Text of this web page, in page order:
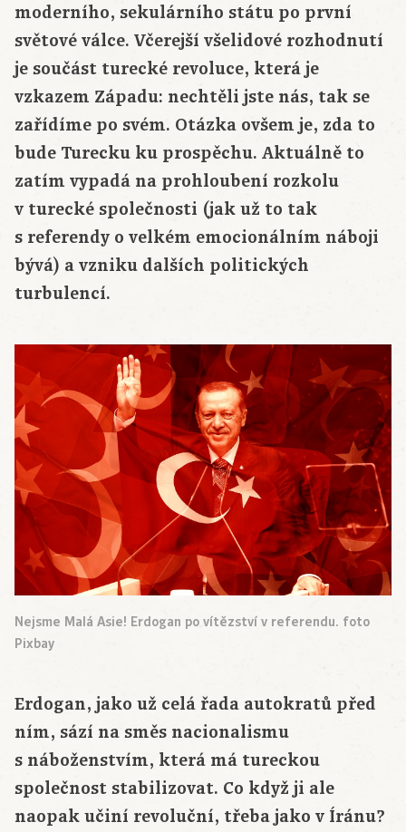
moderního, sekulárního státu po první
světové válce. Včerejší všelidové rozhodnutí
je součást turecké revoluce, která je
vzkazem Západu: nechtěli jste nás, tak se
zařídíme po svém. Otázka ovšem je, zda to
bude Turecku ku prospěchu. Aktuálně to
zatím vypadá na prohloubení rozkolu
v turecké společnosti (jak už to tak
s referendy o velkém emocionálním náboji
bývá) a vzniku dalších politických
turbulencí.
Nejsme Malá Asie! Erdogan po vítězství v referendu. foto
Pixbay
Erdogan, jako už celá řada autokratů před
ním, sází na směs nacionalismu
s náboženstvím, která má tureckou
společnost stabilizovat. Co když ji ale
naopak učiní revoluční, třeba jako v Íránu?